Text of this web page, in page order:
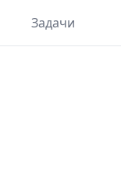
Задачи